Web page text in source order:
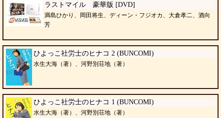
ラストマイル 豪華版 [DVD]
満島ひかり、岡田将生、ディーン・フジオカ、大倉孝二、酒向
芳
ひよっこ社労士のヒナコ 2 (BUNCOMI)
水生大海（著）、河野別荘地（著）
ひよっこ社労士のヒナコ 1 (BUNCOMI)
水生大海（著）、河野別荘地（著）